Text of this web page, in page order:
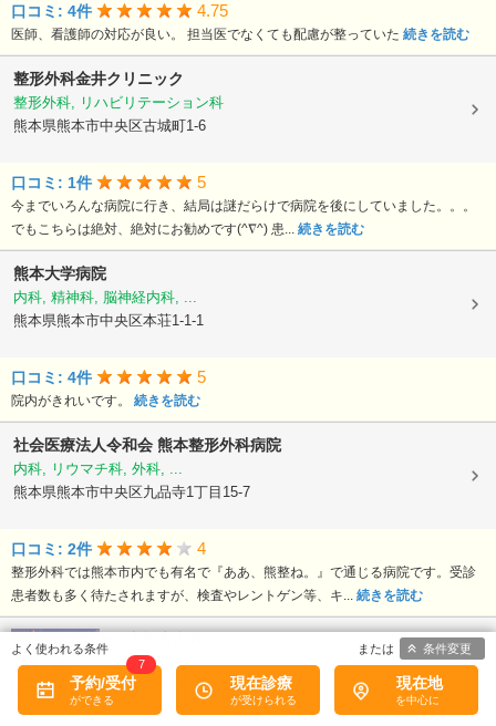
口コミ: 4件 4.75
医師、看護師の対応が良い。 担当医でなくても配慮が整っていた 続きを読む
整形外科金井クリニック
整形外科, リハビリテーション科
熊本県熊本市中央区古城町1-6
口コミ: 1件 5
今までいろんな病院に行き、結局は謎だらけで病院を後にしていました。。。
でもこちらは絶対、絶対にお勧めです(^∇^) 患... 続きを読む
熊本大学病院
内科, 精神科, 脳神経内科, ...
熊本県熊本市中央区本荘1-1-1
口コミ: 4件 5
院内がきれいです。 続きを読む
社会医療法人令和会 熊本整形外科病院
内科, リウマチ科, 外科, ...
熊本県熊本市中央区九品寺1丁目15-7
口コミ: 2件 4
整形外科では熊本市内でも有名で『ああ、熊整ね。』で通じる病院です。受診
患者数も多く待たされますが、検査やレントゲン等、キ... 続きを読む
医療法人陽光会
内科, 神経内科, 心療内科, ...
熊本県熊本市西区上熊本1丁目3-4
予約/受付
7
現在診療 現在地
条件変更